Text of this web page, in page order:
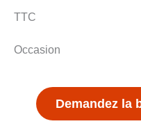
265
TTC
Occasion
Demandez la